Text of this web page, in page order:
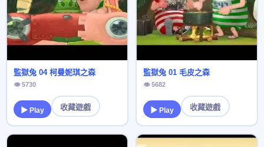
監獄兔 04 柯曼妮琪之森
👁 5730
▶ Play 收藏遊戲
監獄兔 01 毛皮之森
👁 5682
▶ Play 收藏遊戲